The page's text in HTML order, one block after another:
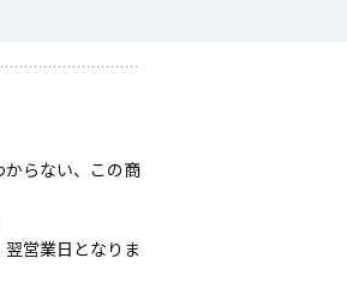
らない、この商
営業日となりま